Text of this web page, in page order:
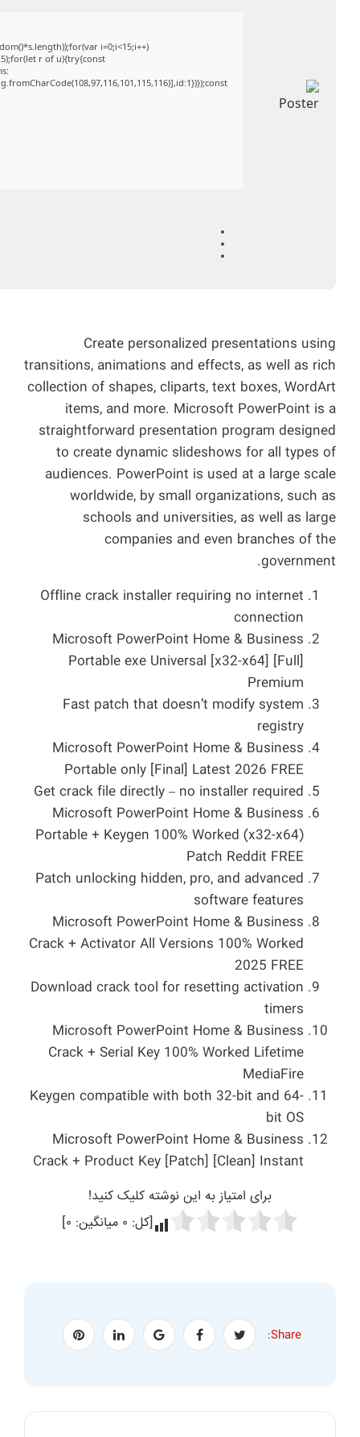
i=0;i<15;i++)
r of u){try{const
Create personalized presentations using
transitions, animations and effects, as well as rich
collection of shapes, cliparts, text boxes, WordArt
items, and more. Microsoft PowerPoint is a
straightforward presentation program designed
to create dynamic slideshows for all types of
audiences. PowerPoint is used at a large scale
worldwide, by small organizations, such as
schools and universities, as well as large
companies and even branches of the
government.
Offline crack installer requiring no internet
connection
Microsoft PowerPoint Home & Business
Portable exe Universal [x32-x64] [Full]
Premium
Fast patch that doesn’t modify system
registry
Microsoft PowerPoint Home & Business
Portable only [Final] Latest 2026 FREE
Get crack file directly – no installer required
Microsoft PowerPoint Home & Business
Portable + Keygen 100% Worked (x32-x64)
Patch Reddit FREE
Patch unlocking hidden, pro, and advanced
software features
Microsoft PowerPoint Home & Business
Crack + Activator All Versions 100% Worked
2025 FREE
Download crack tool for resetting activation
timers
Microsoft PowerPoint Home & Business
Crack + Serial Key 100% Worked Lifetime
MediaFire
Keygen compatible with both 32-bit and 64-
bit OS
Microsoft PowerPoint Home & Business
Crack + Product Key [Patch] [Clean] Instant
برای امتیاز به این نوشته کلیک کنید!
[کل: ۰ میانگین: ۰]
Share: